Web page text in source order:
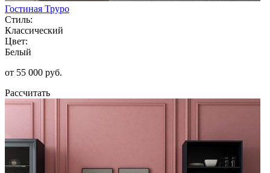
Гостиная Труро
Стиль:
Классический
Цвет:
Белый
от 55 000 руб.
Рассчитать